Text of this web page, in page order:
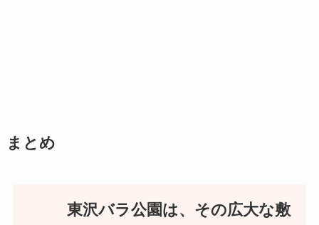
まとめ
東沢バラ公園は、その広大な敷